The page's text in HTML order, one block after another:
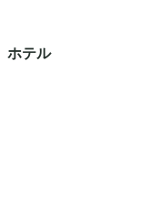
テル